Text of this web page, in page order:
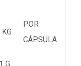
POR
CÁPSULA
G